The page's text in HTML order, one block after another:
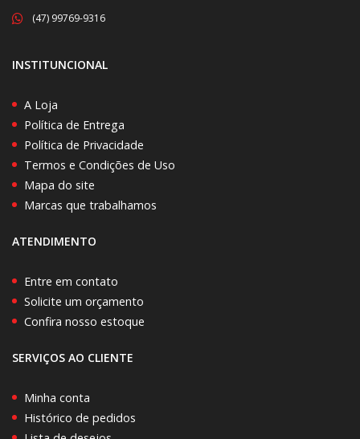
(47) 99769-9316
INSTITUNCIONAL
A Loja
Política de Entrega
Política de Privacidade
Termos e Condições de Uso
Mapa do site
Marcas que trabalhamos
ATENDIMENTO
Entre em contato
Solicite um orçamento
Confira nosso estoque
SERVIÇOS AO CLIENTE
Minha conta
Histórico de pedidos